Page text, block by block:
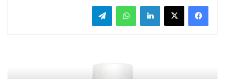
لينكدإن واتساب